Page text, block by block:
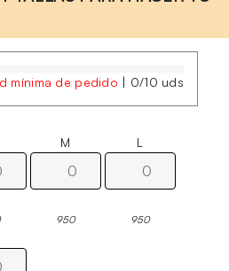
mínima de pedido | 0/10 uds
M
950
L
950